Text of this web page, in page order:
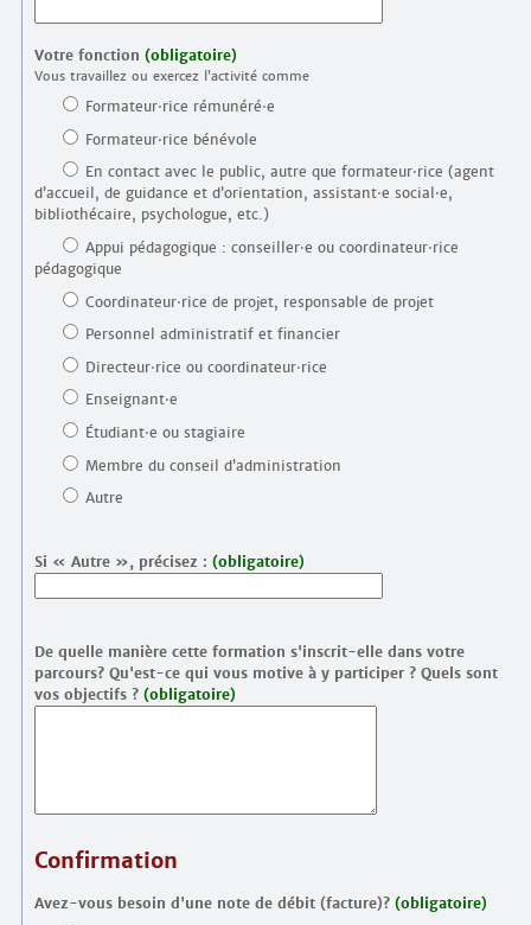
Votre fonction (obligatoire)
Vous travaillez ou exercez l’activité comme
Formateur⋅rice rémunéré⋅e
Formateur⋅rice bénévole
En contact avec le public, autre que formateur⋅rice (agent
d’accueil, de guidance et d’orientation, assistant⋅e social⋅e,
bibliothécaire, psychologue, etc.)
Appui pédagogique : conseiller⋅e ou coordinateur⋅rice
pédagogique
Coordinateur⋅rice de projet, responsable de projet
Personnel administratif et financier
Directeur⋅rice ou coordinateur⋅rice
Enseignant⋅e
Étudiant⋅e ou stagiaire
Membre du conseil d’administration
Autre
Si « Autre », précisez : (obligatoire)
De quelle manière cette formation s'inscrit-elle dans votre
parcours? Qu'est-ce qui vous motive à y participer ? Quels sont
vos objectifs ? (obligatoire)
Confirmation
Avez-vous besoin d'une note de débit (facture)? (obligatoire)